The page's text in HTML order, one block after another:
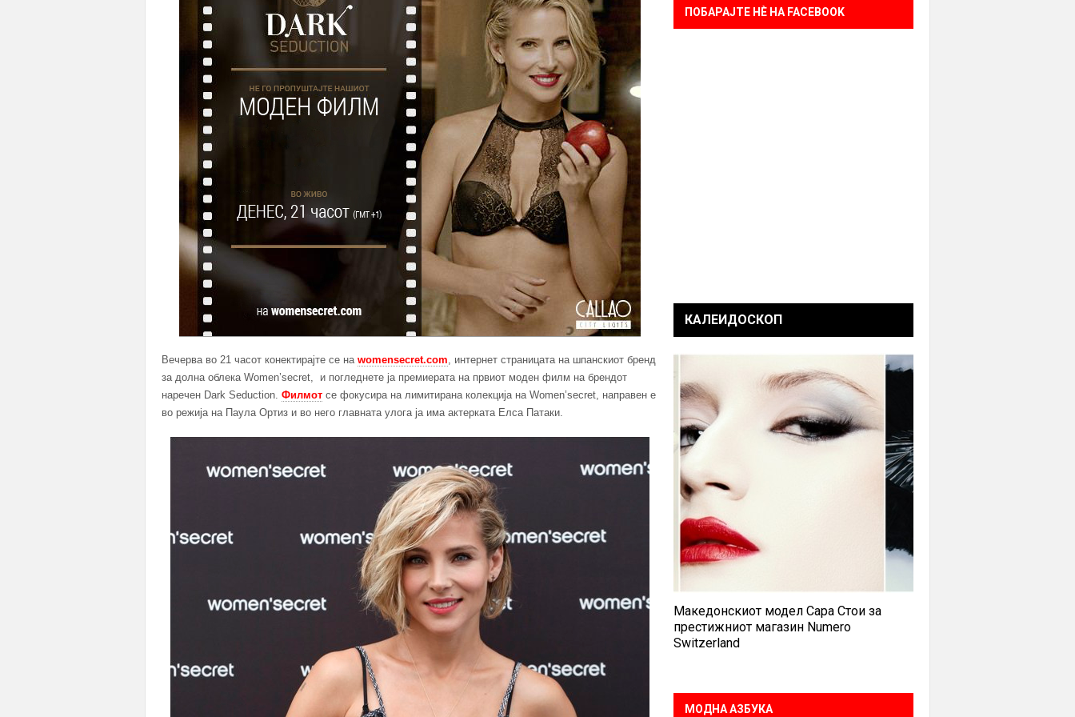
Вечерва во 21 часот конектирајте се на womensecret.com, интернет страницата на шпанскиот бренд
за долна облека Women’secret, и погледнете ја премиерата на првиот моден филм на брендот
наречен Dark Seduction. Филмот се фокусира на лимитирана колекција на Women’secret, направен е
во режија на Паула Ортиз и во него главната улога ја има актерката Елса Патаки.
ПОБАРАЈТЕ НÈ НА FACEBOOK
КАЛЕИДОСКОП
Македонскиот модел Сара Стои за
престижниот магазин Numero
Switzerland
МОДНА АЗБУКА